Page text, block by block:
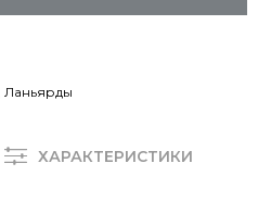
Ланьярды
ХАРАКТЕРИСТИКИ